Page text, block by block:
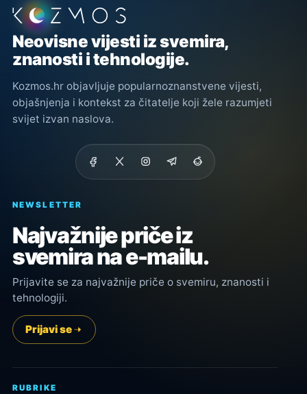
Podnožje stranice
Neovisne vijesti iz svemira,
znanosti i tehnologije.
Kozmos.hr objavljuje popularnoznanstvene vijesti,
objašnjenja i kontekst za čitatelje koji žele razumjeti
svijet izvan naslova.
NEWSLETTER
Najvažnije priče iz
svemira na e-mailu.
Prijavite se za najvažnije priče o svemiru, znanosti i
tehnologiji.
Prijavi se
RUBRIKE